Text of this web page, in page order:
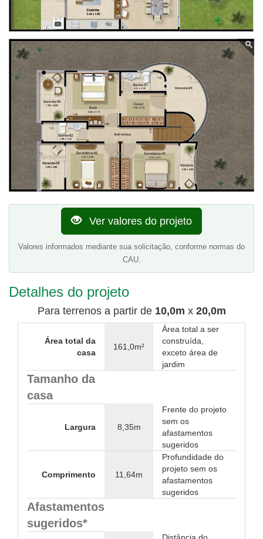
Ver valores do projeto
Valores informados mediante sua solicitação, conforme normas do
CAU.
Detalhes do projeto
Para terrenos a partir de 10,0m x 20,0m
Área total da
casa
161,0m²
Área total a ser
construída,
exceto área de
jardim
Tamanho da
casa
Largura 8,35m
Frente do projeto
sem os
afastamentos
sugeridos
Comprimento 11,64m
Profundidade do
projeto sem os
afastamentos
sugeridos
Afastamentos
sugeridos*